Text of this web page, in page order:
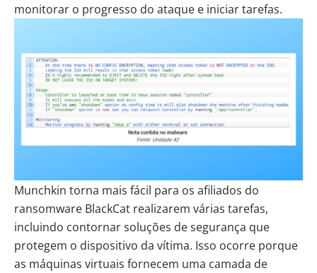
monitorar o progresso do ataque e iniciar tarefas.
Munchkin torna mais fácil para os afiliados do
ransomware BlackCat realizarem várias tarefas,
incluindo contornar soluções de segurança que
protegem o dispositivo da vítima. Isso ocorre porque
as máquinas virtuais fornecem uma camada de